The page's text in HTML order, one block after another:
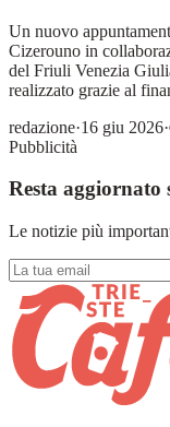
Un nuovo
Cizerouno in
del Friuli Venezia
realizzato grazie al
redazione·16 giu 2026·
Pubblicità
Resta aggiornato
Le notizie più